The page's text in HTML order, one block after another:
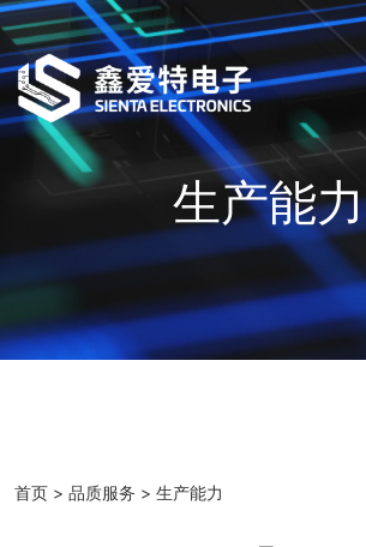
生产能力
首页 > 品质服务 > 生产能力